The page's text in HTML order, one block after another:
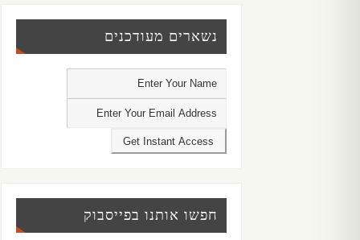
נשארים מעודכנים
חפשו אותנו בפייסבוק